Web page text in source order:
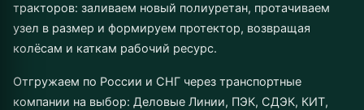
тракторов: заливаем новый полиуретан, протачиваем
узел в размер и формируем протектор, возвращая
колёсам и каткам рабочий ресурс.
Отгружаем по России и СНГ через транспортные
компании на выбор: Деловые Линии, ПЭК, СДЭК, КИТ,